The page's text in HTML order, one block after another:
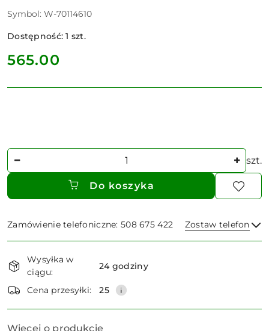
Symbol: W-70114610
Dostępność:1 szt.
cena:
565.00
Ilość szt.
Do koszyka
Zamówienie telefoniczne: 508 675 422 Zostaw telefon
i
dostawa
Wysyłka w
ciągu:
24 godziny
Cena przesyłki: 25
Więcej o produkcie